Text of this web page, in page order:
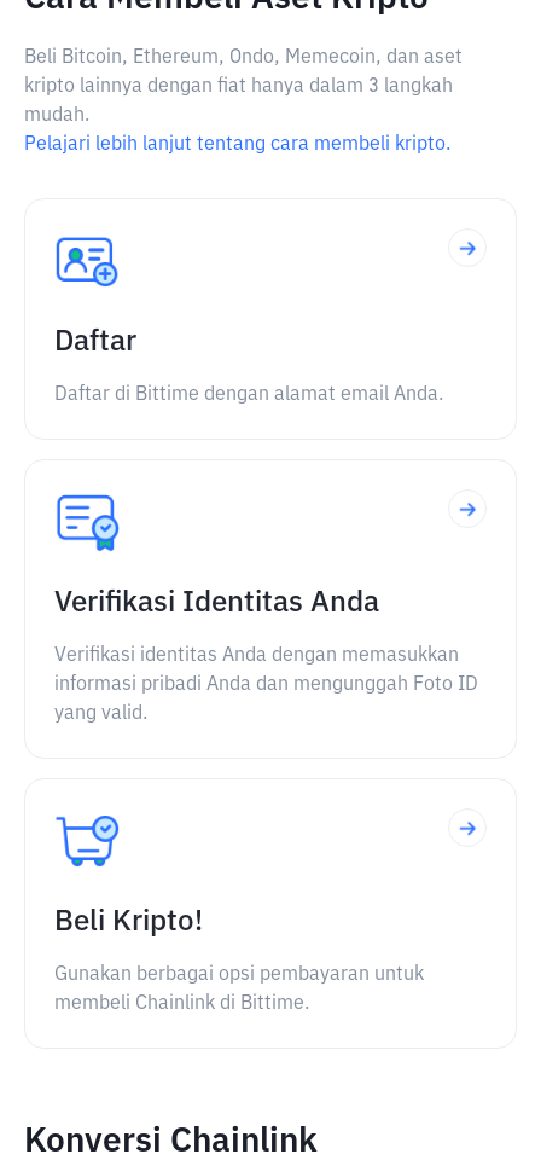
Beli Bitcoin, Ethereum, Ondo, Memecoin, dan aset
kripto lainnya dengan fiat hanya dalam 3 langkah
mudah.
Pelajari lebih lanjut tentang cara membeli kripto.
Daftar
Daftar di Bittime dengan alamat email Anda.
Verifikasi Identitas Anda
Verifikasi identitas Anda dengan memasukkan
informasi pribadi Anda dan mengunggah Foto ID
yang valid.
Beli Kripto!
Gunakan berbagai opsi pembayaran untuk
membeli Chainlink di Bittime.
Konversi Chainlink